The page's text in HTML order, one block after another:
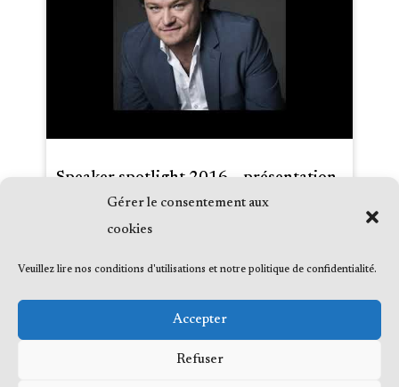
Gérer le consentement aux
cookies
Veuillez lire nos conditions d'utilisations et notre politique de confidentialité.
Accepter
Refuser
Speaker spotlight 2016 – présentation
2016-11-11
Émission :